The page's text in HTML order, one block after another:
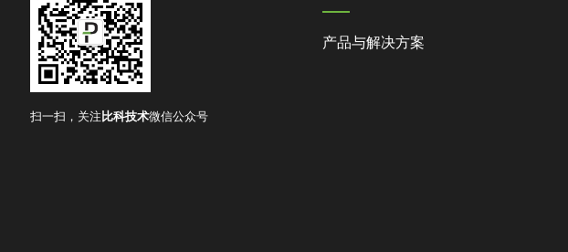
扫一扫，关注 比科技术微信公众号
产品与解决方案